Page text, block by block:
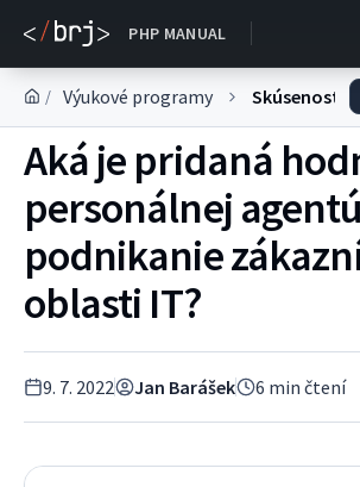
PHP MANUAL
DOKUMENTACE
/ Výukové programy Skúsenosti
Aká je pridaná
personálnej
podnikanie
oblasti IT?
9. 7. 2022 Jan Barášek 6 min čtení